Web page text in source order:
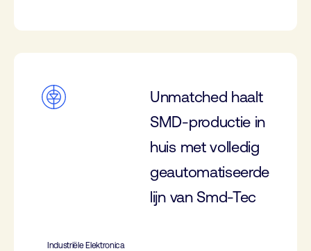
Unmatched haalt
SMD-productie in
huis met volledig
geautomatiseerde
lijn van Smd-Tec
Industriële Elektronica